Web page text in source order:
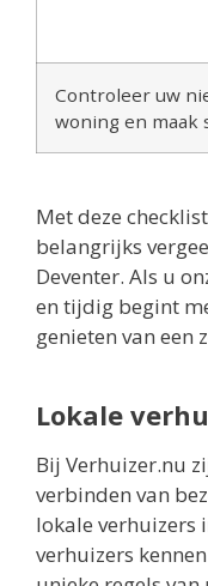
Controleer uw
woning en maak
Met deze
belangrijks
Deventer. Als u
en tijdig begint
genieten van een
Lokale
Bij Verhuizer.nu
verbinden van
lokale verhuizers
verhuizers